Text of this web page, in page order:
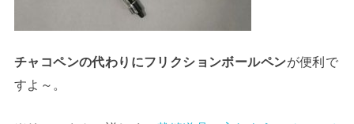
チャコペンの代わりにフリクションボールペンが便利で
すよ～。